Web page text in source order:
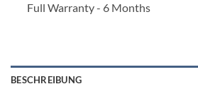
Full Warranty - 6 Months
BESCHREIBUNG